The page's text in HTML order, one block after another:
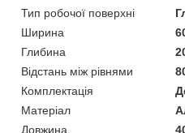
Тип робочої поверхні
Ширина
Глибина
Відстань між рівнями
Комплектація
Матеріал
Довжина